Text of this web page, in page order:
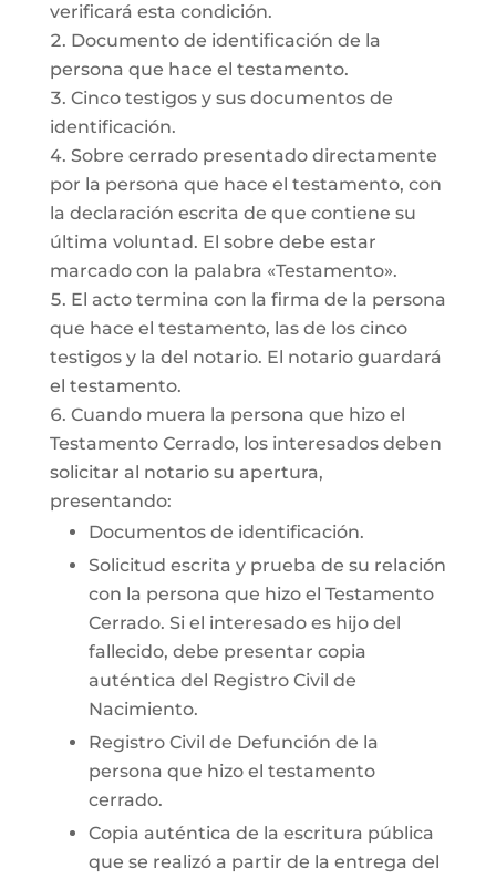
verificará esta condición.
Documento de identificación de la
persona que hace el testamento.
Cinco testigos y sus documentos de
identificación.
Sobre cerrado presentado directamente
por la persona que hace el testamento, con
la declaración escrita de que contiene su
última voluntad. El sobre debe estar
marcado con la palabra «Testamento».
El acto termina con la firma de la persona
que hace el testamento, las de los cinco
testigos y la del notario. El notario guardará
el testamento.
Cuando muera la persona que hizo el
Testamento Cerrado, los interesados deben
solicitar al notario su apertura,
presentando:
Documentos de identificación.
Solicitud escrita y prueba de su relación
con la persona que hizo el Testamento
Cerrado. Si el interesado es hijo del
fallecido, debe presentar copia
auténtica del Registro Civil de
Nacimiento.
Registro Civil de Defunción de la
persona que hizo el testamento
cerrado.
Copia auténtica de la escritura pública
que se realizó a partir de la entrega del